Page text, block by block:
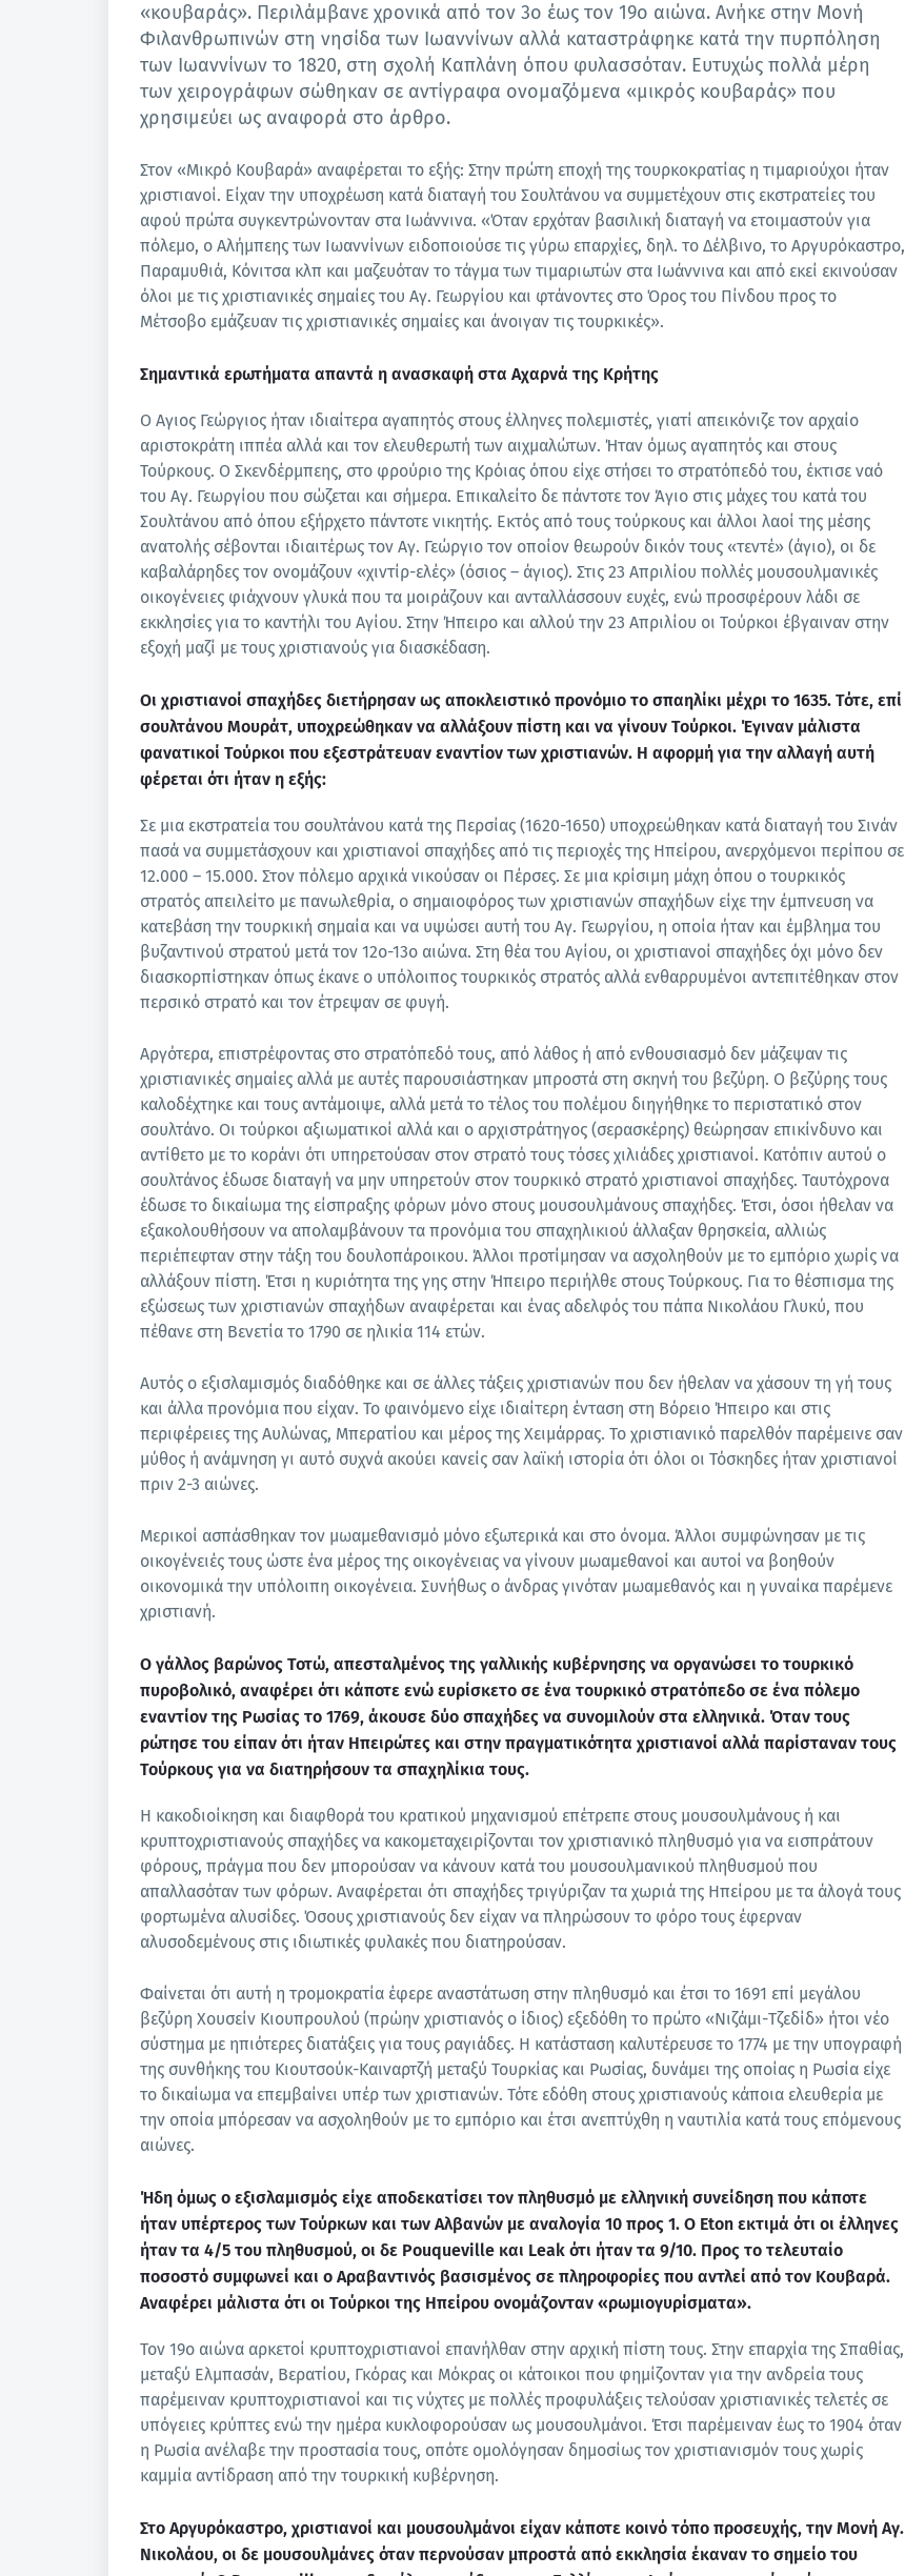
«κουβαράς». Περιλάμβανε χρονικά από τον 3ο έως τον 19ο αιώνα. Ανήκε στην Μονή
Φιλανθρωπινών στη νησίδα των Ιωαννίνων αλλά καταστράφηκε κατά την πυρπόληση
των Ιωαννίνων το 1820, στη σχολή Καπλάνη όπου φυλασσόταν. Ευτυχώς πολλά μέρη
των χειρογράφων σώθηκαν σε αντίγραφα ονομαζόμενα «μικρός κουβαράς» που
χρησιμεύει ως αναφορά στο άρθρο.
Στον «Μικρό Κουβαρά» αναφέρεται το εξής: Στην πρώτη εποχή της τουρκοκρατίας η τιμαριούχοι ήταν
χριστιανοί. Είχαν την υποχρέωση κατά διαταγή του Σουλτάνου να συμμετέχουν στις εκστρατείες του
αφού πρώτα συγκεντρώνονταν στα Ιωάννινα. «Όταν ερχόταν βασιλική διαταγή να ετοιμαστούν για
πόλεμο, ο Αλήμπεης των Ιωαννίνων ειδοποιούσε τις γύρω επαρχίες, δηλ. το Δέλβινο, το Αργυρόκαστρο,
Παραμυθιά, Κόνιτσα κλπ και μαζευόταν το τάγμα των τιμαριωτών στα Ιωάννινα και από εκεί εκινούσαν
όλοι με τις χριστιανικές σημαίες του Αγ. Γεωργίου και φτάνοντες στο Όρος του Πίνδου προς το
Μέτσοβο εμάζευαν τις χριστιανικές σημαίες και άνοιγαν τις τουρκικές».
Σημαντικά ερωτήματα απαντά η ανασκαφή στα Αχαρνά της Κρήτης
Ο Αγιος Γεώργιος ήταν ιδιαίτερα αγαπητός στους έλληνες πολεμιστές, γιατί απεικόνιζε τον αρχαίο
αριστοκράτη ιππέα αλλά και τον ελευθερωτή των αιχμαλώτων. Ήταν όμως αγαπητός και στους
Τούρκους. Ο Σκενδέρμπεης, στο φρούριο της Κρόιας όπου είχε στήσει το στρατόπεδό του, έκτισε ναό
του Αγ. Γεωργίου που σώζεται και σήμερα. Επικαλείτο δε πάντοτε τον Άγιο στις μάχες του κατά του
Σουλτάνου από όπου εξήρχετο πάντοτε νικητής. Εκτός από τους τούρκους και άλλοι λαοί της μέσης
ανατολής σέβονται ιδιαιτέρως τον Αγ. Γεώργιο τον οποίον θεωρούν δικόν τους «τεντέ» (άγιο), οι δε
καβαλάρηδες τον ονομάζουν «χιντίρ-ελές» (όσιος – άγιος). Στις 23 Απριλίου πολλές μουσουλμανικές
οικογένειες φιάχνουν γλυκά που τα μοιράζουν και ανταλλάσσουν ευχές, ενώ προσφέρουν λάδι σε
εκκλησίες για το καντήλι του Αγίου. Στην Ήπειρο και αλλού την 23 Απριλίου οι Τούρκοι έβγαιναν στην
εξοχή μαζί με τους χριστιανούς για διασκέδαση.
Οι χριστιανοί σπαχήδες διετήρησαν ως αποκλειστικό προνόμιο το σπαηλίκι μέχρι το 1635. Τότε, επί
σουλτάνου Μουράτ, υποχρεώθηκαν να αλλάξουν πίστη και να γίνουν Τούρκοι. Έγιναν μάλιστα
φανατικοί Τούρκοι που εξεστράτευαν εναντίον των χριστιανών. Η αφορμή για την αλλαγή αυτή
φέρεται ότι ήταν η εξής:
Σε μια εκστρατεία του σουλτάνου κατά της Περσίας (1620-1650) υποχρεώθηκαν κατά διαταγή του Σινάν
πασά να συμμετάσχουν και χριστιανοί σπαχήδες από τις περιοχές της Ηπείρου, ανερχόμενοι περίπου σε
12.000 – 15.000. Στον πόλεμο αρχικά νικούσαν οι Πέρσες. Σε μια κρίσιμη μάχη όπου ο τουρκικός
στρατός απειλείτο με πανωλεθρία, ο σημαιοφόρος των χριστιανών σπαχήδων είχε την έμπνευση να
κατεβάση την τουρκική σημαία και να υψώσει αυτή του Αγ. Γεωργίου, η οποία ήταν και έμβλημα του
βυζαντινού στρατού μετά τον 12ο-13ο αιώνα. Στη θέα του Αγίου, οι χριστιανοί σπαχήδες όχι μόνο δεν
διασκορπίστηκαν όπως έκανε ο υπόλοιπος τουρκικός στρατός αλλά ενθαρρυμένοι αντεπιτέθηκαν στον
περσικό στρατό και τον έτρεψαν σε φυγή.
Αργότερα, επιστρέφοντας στο στρατόπεδό τους, από λάθος ή από ενθουσιασμό δεν μάζεψαν τις
χριστιανικές σημαίες αλλά με αυτές παρουσιάστηκαν μπροστά στη σκηνή του βεζύρη. Ο βεζύρης τους
καλοδέχτηκε και τους αντάμοιψε, αλλά μετά το τέλος του πολέμου διηγήθηκε το περιστατικό στον
σουλτάνο. Οι τούρκοι αξιωματικοί αλλά και ο αρχιστράτηγος (σερασκέρης) θεώρησαν επικίνδυνο και
αντίθετο με το κοράνι ότι υπηρετούσαν στον στρατό τους τόσες χιλιάδες χριστιανοί. Κατόπιν αυτού ο
σουλτάνος έδωσε διαταγή να μην υπηρετούν στον τουρκικό στρατό χριστιανοί σπαχήδες. Ταυτόχρονα
έδωσε το δικαίωμα της είσπραξης φόρων μόνο στους μουσουλμάνους σπαχήδες. Έτσι, όσοι ήθελαν να
εξακολουθήσουν να απολαμβάνουν τα προνόμια του σπαχηλικιού άλλαξαν θρησκεία, αλλιώς
περιέπεφταν στην τάξη του δουλοπάροικου. Άλλοι προτίμησαν να ασχοληθούν με το εμπόριο χωρίς να
αλλάξουν πίστη. Έτσι η κυριότητα της γης στην Ήπειρο περιήλθε στους Τούρκους. Για το θέσπισμα της
εξώσεως των χριστιανών σπαχήδων αναφέρεται και ένας αδελφός του πάπα Νικολάου Γλυκύ, που
πέθανε στη Βενετία το 1790 σε ηλικία 114 ετών.
Αυτός ο εξισλαμισμός διαδόθηκε και σε άλλες τάξεις χριστιανών που δεν ήθελαν να χάσουν τη γή τους
και άλλα προνόμια που είχαν. Το φαινόμενο είχε ιδιαίτερη ένταση στη Βόρειο Ήπειρο και στις
περιφέρειες της Αυλώνας, Μπερατίου και μέρος της Χειμάρρας. Το χριστιανικό παρελθόν παρέμεινε σαν
μύθος ή ανάμνηση γι αυτό συχνά ακούει κανείς σαν λαϊκή ιστορία ότι όλοι οι Τόσκηδες ήταν χριστιανοί
πριν 2-3 αιώνες.
Μερικοί ασπάσθηκαν τον μωαμεθανισμό μόνο εξωτερικά και στο όνομα. Άλλοι συμφώνησαν με τις
οικογένειές τους ώστε ένα μέρος της οικογένειας να γίνουν μωαμεθανοί και αυτοί να βοηθούν
οικονομικά την υπόλοιπη οικογένεια. Συνήθως ο άνδρας γινόταν μωαμεθανός και η γυναίκα παρέμενε
χριστιανή.
Ο γάλλος βαρώνος Τοτώ, απεσταλμένος της γαλλικής κυβέρνησης να οργανώσει το τουρκικό
πυροβολικό, αναφέρει ότι κάποτε ενώ ευρίσκετο σε ένα τουρκικό στρατόπεδο σε ένα πόλεμο
εναντίον της Ρωσίας το 1769, άκουσε δύο σπαχήδες να συνομιλούν στα ελληνικά. Όταν τους
ρώτησε του είπαν ότι ήταν Ηπειρώτες και στην πραγματικότητα χριστιανοί αλλά παρίσταναν τους
Τούρκους για να διατηρήσουν τα σπαχηλίκια τους.
Η κακοδιοίκηση και διαφθορά του κρατικού μηχανισμού επέτρεπε στους μουσουλμάνους ή και
κρυπτοχριστιανούς σπαχήδες να κακομεταχειρίζονται τον χριστιανικό πληθυσμό για να εισπράτουν
φόρους, πράγμα που δεν μπορούσαν να κάνουν κατά του μουσουλμανικού πληθυσμού που
απαλλασόταν των φόρων. Αναφέρεται ότι σπαχήδες τριγύριζαν τα χωριά της Ηπείρου με τα άλογά τους
φορτωμένα αλυσίδες. Όσους χριστιανούς δεν είχαν να πληρώσουν το φόρο τους έφερναν
αλυσοδεμένους στις ιδιωτικές φυλακές που διατηρούσαν.
Φαίνεται ότι αυτή η τρομοκρατία έφερε αναστάτωση στην πληθυσμό και έτσι το 1691 επί μεγάλου
βεζύρη Χουσείν Κιουπρουλού (πρώην χριστιανός ο ίδιος) εξεδόθη το πρώτο «Νιζάμι-Τζεδίδ» ήτοι νέο
σύστημα με ηπιότερες διατάξεις για τους ραγιάδες. Η κατάσταση καλυτέρευσε το 1774 με την υπογραφή
της συνθήκης του Κιουτσούκ-Καιναρτζή μεταξύ Τουρκίας και Ρωσίας, δυνάμει της οποίας η Ρωσία είχε
το δικαίωμα να επεμβαίνει υπέρ των χριστιανών. Τότε εδόθη στους χριστιανούς κάποια ελευθερία με
την οποία μπόρεσαν να ασχοληθούν με το εμπόριο και έτσι ανεπτύχθη η ναυτιλία κατά τους επόμενους
αιώνες.
Ήδη όμως ο εξισλαμισμός είχε αποδεκατίσει τον πληθυσμό με ελληνική συνείδηση που κάποτε
ήταν υπέρτερος των Τούρκων και των Αλβανών με αναλογία 10 προς 1. Ο Eton εκτιμά ότι οι έλληνες
ήταν τα 4/5 του πληθυσμού, οι δε Pouqueville και Leak ότι ήταν τα 9/10. Προς το τελευταίο
ποσοστό συμφωνεί και ο Αραβαντινός βασισμένος σε πληροφορίες που αντλεί από τον Κουβαρά.
Αναφέρει μάλιστα ότι οι Τούρκοι της Ηπείρου ονομάζονταν «ρωμιογυρίσματα».
Τον 19ο αιώνα αρκετοί κρυπτοχριστιανοί επανήλθαν στην αρχική πίστη τους. Στην επαρχία της Σπαθίας,
μεταξύ Ελμπασάν, Βερατίου, Γκόρας και Μόκρας οι κάτοικοι που φημίζονταν για την ανδρεία τους
παρέμειναν κρυπτοχριστιανοί και τις νύχτες με πολλές προφυλάξεις τελούσαν χριστιανικές τελετές σε
υπόγειες κρύπτες ενώ την ημέρα κυκλοφορούσαν ως μουσουλμάνοι. Έτσι παρέμειναν έως το 1904 όταν
η Ρωσία ανέλαβε την προστασία τους, οπότε ομολόγησαν δημοσίως τον χριστιανισμόν τους χωρίς
καμμία αντίδραση από την τουρκική κυβέρνηση.
Στο Αργυρόκαστρο, χριστιανοί και μουσουλμάνοι είχαν κάποτε κοινό τόπο προσευχής, την Μονή Αγ.
Νικολάου, οι δε μουσουλμάνες όταν περνούσαν μπροστά από εκκλησία έκαναν το σημείο του